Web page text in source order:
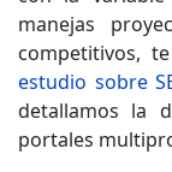
manejas
competitivos,
estudio sobre
detallamos la
portales